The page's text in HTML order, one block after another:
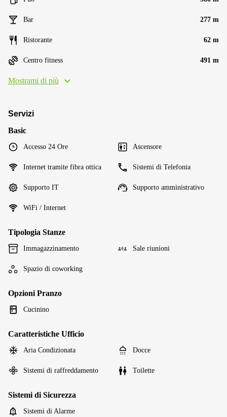
Bar 277 m
Ristorante 62 m
Centro fitness 491 m
Mostrami di più
Servizi
Basic
Accesso 24 Ore Ascensore
Internet tramite fibra ottica Sistemi di Telefonia
Supporto IT Supporto amministrativo
WiFi / Internet
Tipologia Stanze
Immagazzinamento Sale riunioni
Spazio di coworking
Opzioni Pranzo
Cucinino
Caratteristiche Ufficio
Aria Condizionata Docce
Sistemi di raffreddamento Toilette
Sistemi di Sicurezza
Sistemi di Alarme